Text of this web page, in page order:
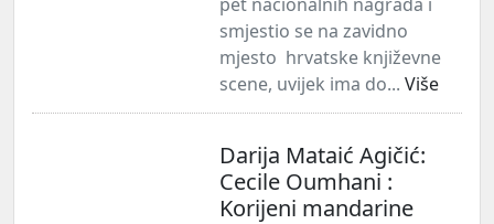
smjestio se na zavidno
mjesto hrvatske književne
scene, uvijek ima do... Više
Darija Mataić Agičić:
Cecile Oumhani :
Korijeni mandarine